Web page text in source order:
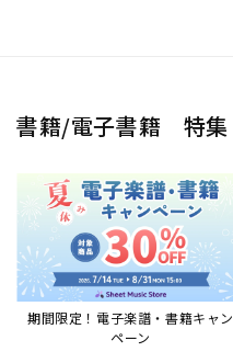
書籍/電子書籍 特集
期間限定！電子楽譜・書籍キャン
ペーン